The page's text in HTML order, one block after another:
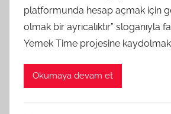
platformunda hesap açmak için
olmak bir ayrıcalıktır” sloganıyla
Yemek Time projesine kaydolmak
Okumaya devam et